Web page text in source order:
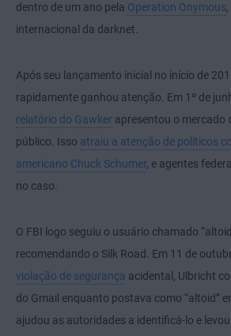
dentro de um ano pela Operation Onymous
internacional da darknet.
Após seu lançamento inicial no início de
rapidamente ganhou atenção. Em 1º de
relatório do Gawker apresentou o mercado
público. Isso atraiu a atenção de políticos
americano Chuck Schumer, e agentes
no caso.
O FBI logo seguiu o usuário chamado
recomendando o Silk Road. Em 11 de
violação de segurança acidental, Ulbricht
do Gmail enquanto postava como “altoid”
ajudou as autoridades a identificá-lo e